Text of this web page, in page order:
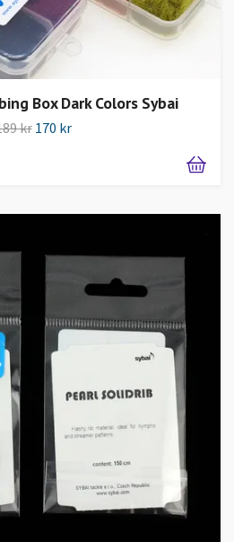
Box Dark Colors Sybai
kr 170 kr